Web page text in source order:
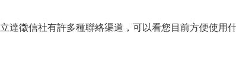
立達徵信社有許多種聯絡渠道，可以看您目前方便使用